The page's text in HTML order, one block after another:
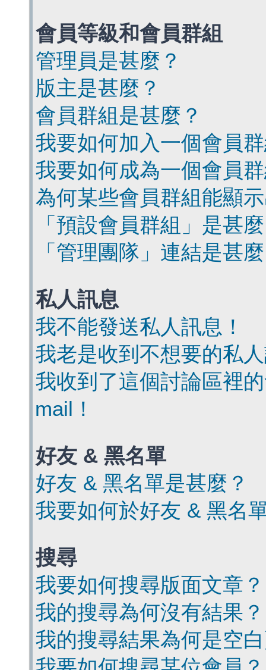
會員等級和會員群組
管理員是甚麼？
版主是甚麼？
會員群組是甚麼？
我要如何加入一個會員
我要如何成為一個會員
為何某些會員群組能顯
「預設會員群組」是甚
「管理團隊」連結是甚
私人訊息
我不能發送私人訊息！
我老是收到不想要的私
我收到了這個討論區裡
mail！
好友 & 黑名單
好友 & 黑名單是甚麼？
我要如何於好友 & 黑名
搜尋
我要如何搜尋版面文章？
我的搜尋為何沒有結果？
我的搜尋結果為何是空